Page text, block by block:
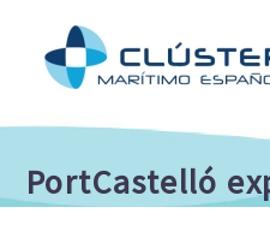
PortCastelló